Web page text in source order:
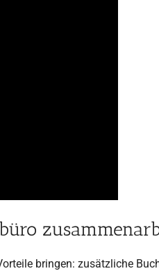
bringen: zusätzliche